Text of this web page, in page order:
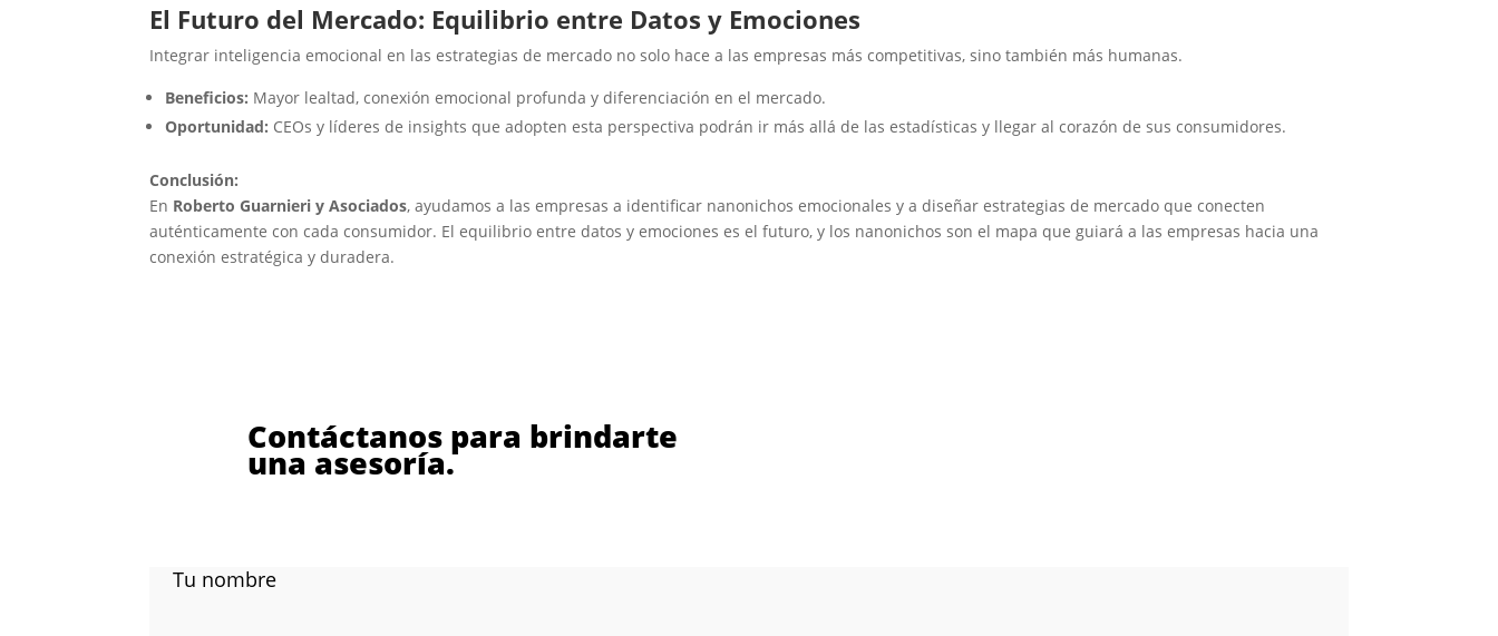
El Futuro del Mercado: Equilibrio entre Datos y Emociones
Integrar inteligencia emocional en las estrategias de mercado no solo hace a las empresas más competitivas, sino también más humanas.
Beneficios: Mayor lealtad, conexión emocional profunda y diferenciación en el mercado.
Oportunidad: CEOs y líderes de insights que adopten esta perspectiva podrán ir más allá de las estadísticas y llegar al corazón de sus consumidores.
Conclusión:
En Roberto Guarnieri y Asociados, ayudamos a las empresas a identificar nanonichos emocionales y a diseñar estrategias de mercado que conecten
auténticamente con cada consumidor. El equilibrio entre datos y emociones es el futuro, y los nanonichos son el mapa que guiará a las empresas hacia una
conexión estratégica y duradera.
Contáctanos para brindarte
una asesoría.
Tu nombre